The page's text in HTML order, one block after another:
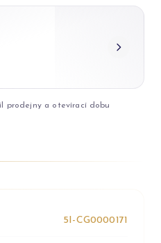
prodejny a otevírací dobu
5I-CG0000171